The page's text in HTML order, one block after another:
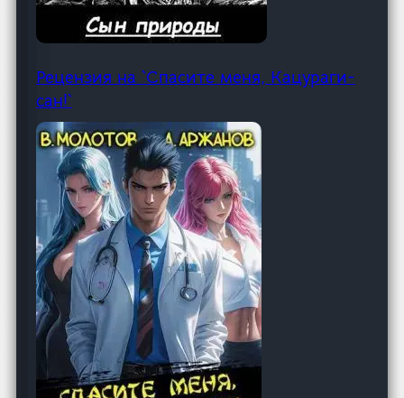
Рецензия на `Спасите меня, Кацураги-
сан!`